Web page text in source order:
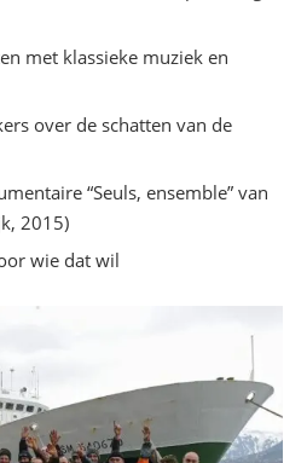
Cariou 75019 Paris
2016, van 15u tot 23u
d’art contemporain du
la Libération 94400
met klassieke muziek en
over de schatten van de
“Seuls, ensemble” van
2015)
wie dat wil